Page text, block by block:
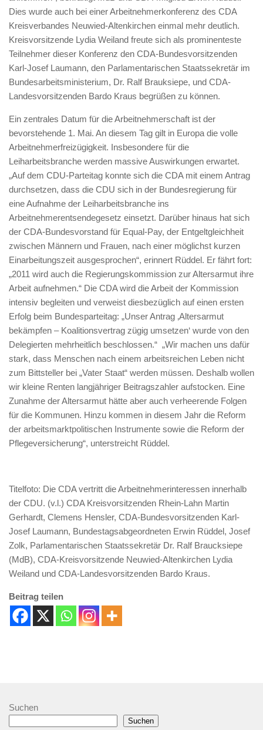
Dies wurde auch bei einer Arbeitnehmerkonferenz des CDA
Kreisverbandes Neuwied-Altenkirchen einmal mehr deutlich.
Kreisvorsitzende Lydia Weiland freute sich als prominenteste
Teilnehmer dieser Konferenz den CDA-Bundesvorsitzenden
Karl-Josef Laumann, den Parlamentarischen Staatssekretär im
Bundesarbeitsministerium, Dr. Ralf Brauksiepe, und CDA-
Landesvorsitzenden Bardo Kraus begrüßen zu können.
Ein zentrales Datum für die Arbeitnehmerschaft ist der
bevorstehende 1. Mai. An diesem Tag gilt in Europa die volle
Arbeitnehmerfreizügigkeit. Insbesondere für die
Leiharbeitsbranche werden massive Auswirkungen erwartet.
„Auf dem CDU-Parteitag konnte sich die CDA mit einem Antrag
durchsetzen, dass die CDU sich in der Bundesregierung für
eine Aufnahme der Leiharbeitsbranche ins
Arbeitnehmerentsendegesetz einsetzt. Darüber hinaus hat sich
der CDA-Bundesvorstand für Equal-Pay, der Entgeltgleichheit
zwischen Männern und Frauen, nach einer möglichst kurzen
Einarbeitungszeit ausgesprochen“, erinnert Rüddel. Er fährt fort:
„2011 wird auch die Regierungskommission zur Altersarmut ihre
Arbeit aufnehmen.“ Die CDA wird die Arbeit der Kommission
intensiv begleiten und verweist diesbezüglich auf einen ersten
Erfolg beim Bundesparteitag: „Unser Antrag ‚Altersarmut
bekämpfen – Koalitionsvertrag zügig umsetzen‘ wurde von den
Delegierten mehrheitlich beschlossen.“ „Wir machen uns dafür
stark, dass Menschen nach einem arbeitsreichen Leben nicht
zum Bittsteller bei „Vater Staat“ werden müssen. Deshalb wollen
wir kleine Renten langjähriger Beitragszahler aufstocken. Eine
Zunahme der Altersarmut hätte aber auch verheerende Folgen
für die Kommunen. Hinzu kommen in diesem Jahr die Reform
der arbeitsmarktpolitischen Instrumente sowie die Reform der
Pflegeversicherung“, unterstreicht Rüddel.
Titelfoto: Die CDA vertritt die Arbeitnehmerinteressen innerhalb
der CDU. (v.l.) CDA Kreisvorsitzenden Rhein-Lahn Martin
Gerhardt, Clemens Hensler, CDA-Bundesvorsitzenden Karl-
Josef Laumann, Bundestagsabgeordneten Erwin Rüddel, Josef
Zolk, Parlamentarischen Staatssekretär Dr. Ralf Braucksiepe
(MdB), CDA-Kreisvorsitzende Neuwied-Altenkirchen Lydia
Weiland und CDA-Landesvorsitzenden Bardo Kraus.
Beitrag teilen
Suchen
Suchen